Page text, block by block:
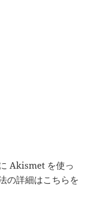
Akismet を使っ
の詳細はこちらを